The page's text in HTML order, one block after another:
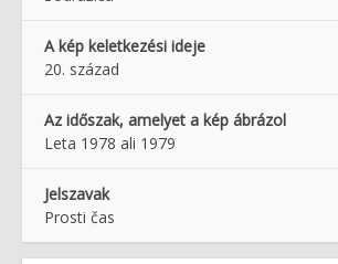
A kép keletkezési ideje
20. század
Az időszak, amelyet a kép ábrázol
Leta 1978 ali 1979
Jelszavak
Prosti čas